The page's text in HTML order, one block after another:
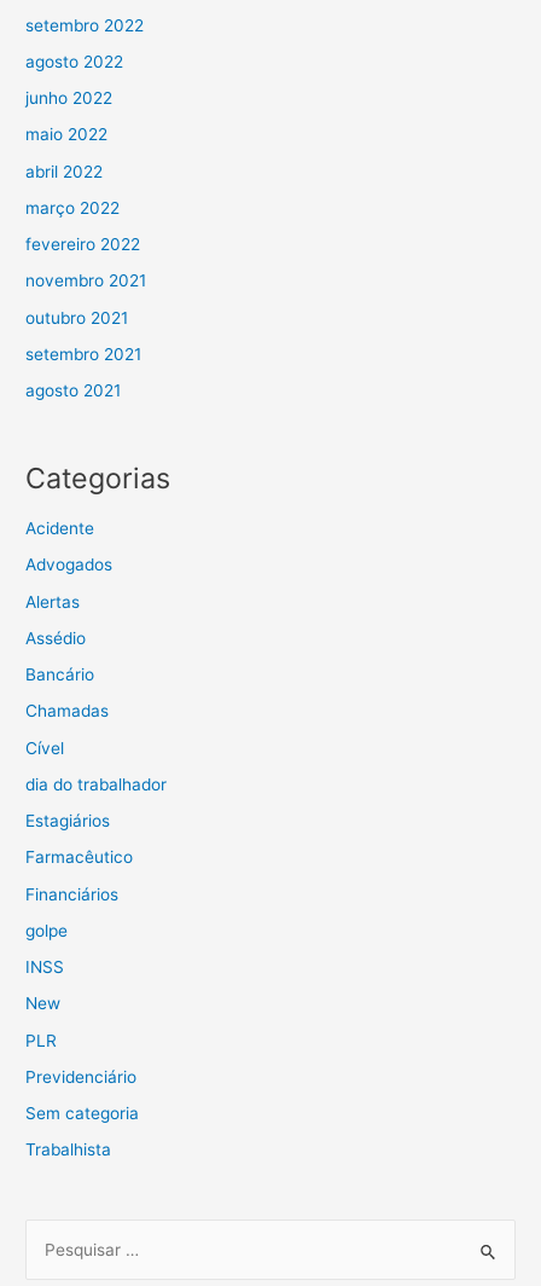
setembro 2022
agosto 2022
junho 2022
maio 2022
abril 2022
março 2022
fevereiro 2022
novembro 2021
outubro 2021
setembro 2021
agosto 2021
Categorias
Acidente
Advogados
Alertas
Assédio
Bancário
Chamadas
Cível
dia do trabalhador
Estagiários
Farmacêutico
Financiários
golpe
INSS
New
PLR
Previdenciário
Sem categoria
Trabalhista